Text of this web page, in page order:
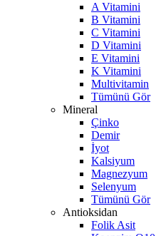
A Vitamini
B Vitamini
C Vitamini
D Vitamini
E Vitamini
K Vitamini
Multivitamin
Tümünü Gör
Mineral
Çinko
Demir
İyot
Kalsiyum
Magnezyum
Selenyum
Tümünü Gör
Antioksidan
Folik Asit